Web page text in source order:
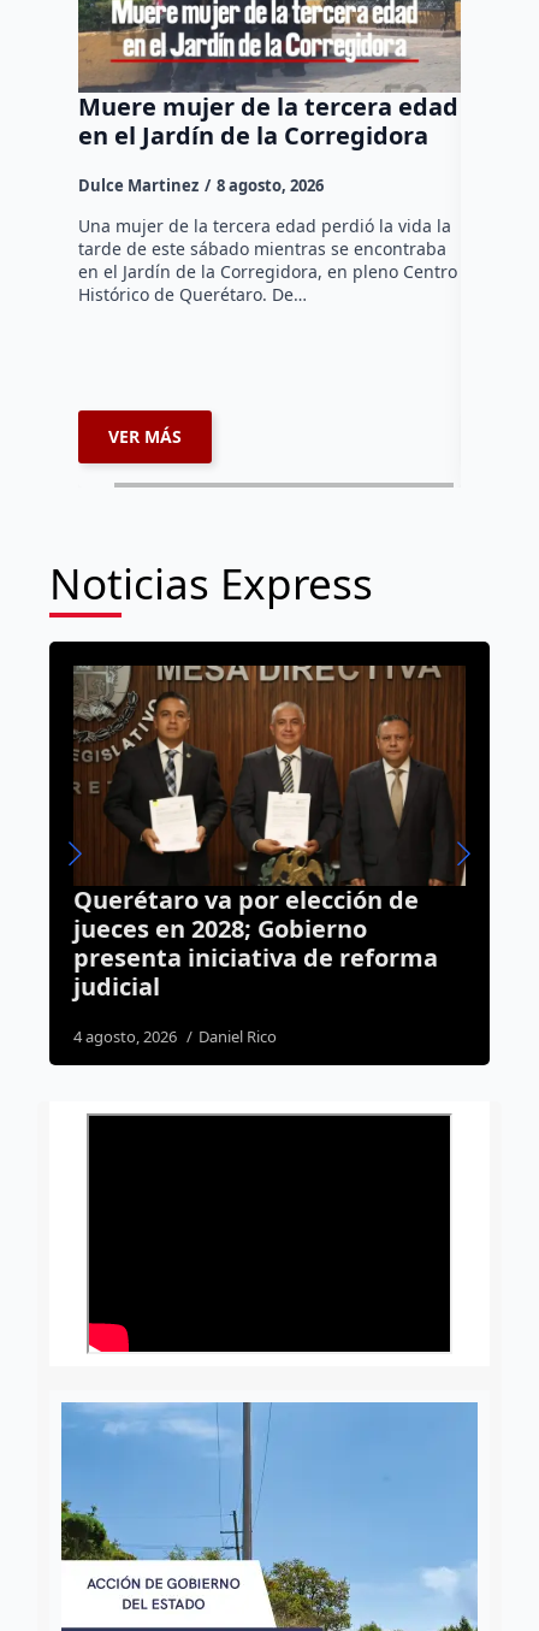
Muere mujer de la tercera edad
en el Jardín de la Corregidora
Dulce Martinez 8 agosto, 2026
Una mujer de la tercera edad perdió la vida la
tarde de este sábado mientras se encontraba
en el Jardín de la Corregidora, en pleno Centro
Histórico de Querétaro. De…
VER MÁS
Noticias Express
elección de
de reforma
Adiós al PT en el
Querétaro; Claudia
se suma a Morena